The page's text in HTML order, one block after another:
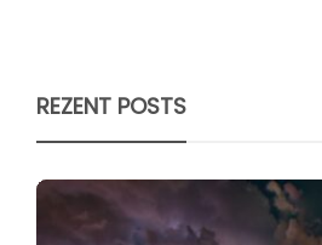
REZENT POSTS